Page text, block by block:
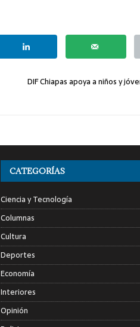
DIF Chiapas apoya a niños y
CATEGORÍAS
Ciencia y Tecnología
Columnas
Cultura
Deportes
Economía
Interiores
Opinión